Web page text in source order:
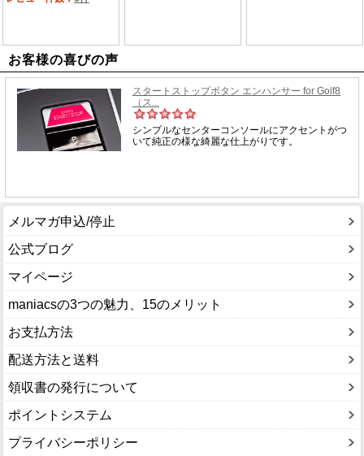
お客様の喜びの声
メルマガ申込/停止
公式ブログ
マイページ
maniacsの3つの魅力、15のメリット
お支払方法
配送方法と送料
領収書の発行について
ポイントシステム
プライバシーポリシー